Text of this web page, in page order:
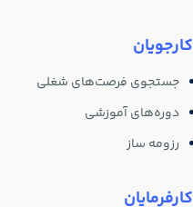
کارجویان
جستجوی فرصت‌های شغلی
دوره‌های آموزشی
رزومه ساز
کارفرمایان